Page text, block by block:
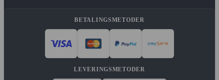
BETALINGSMETODER
LEVERINGSMETODER